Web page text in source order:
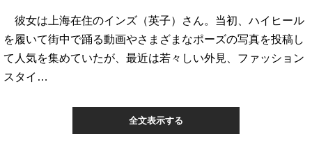
彼女は上海在住のインズ（英子）さん。当初、ハイヒール
を履いて街中で踊る動画やさまざまなポーズの写真を投稿し
て人気を集めていたが、最近は若々しい外見、ファッション
スタイ…
全文表示する